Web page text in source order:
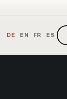
DE EN FR ES